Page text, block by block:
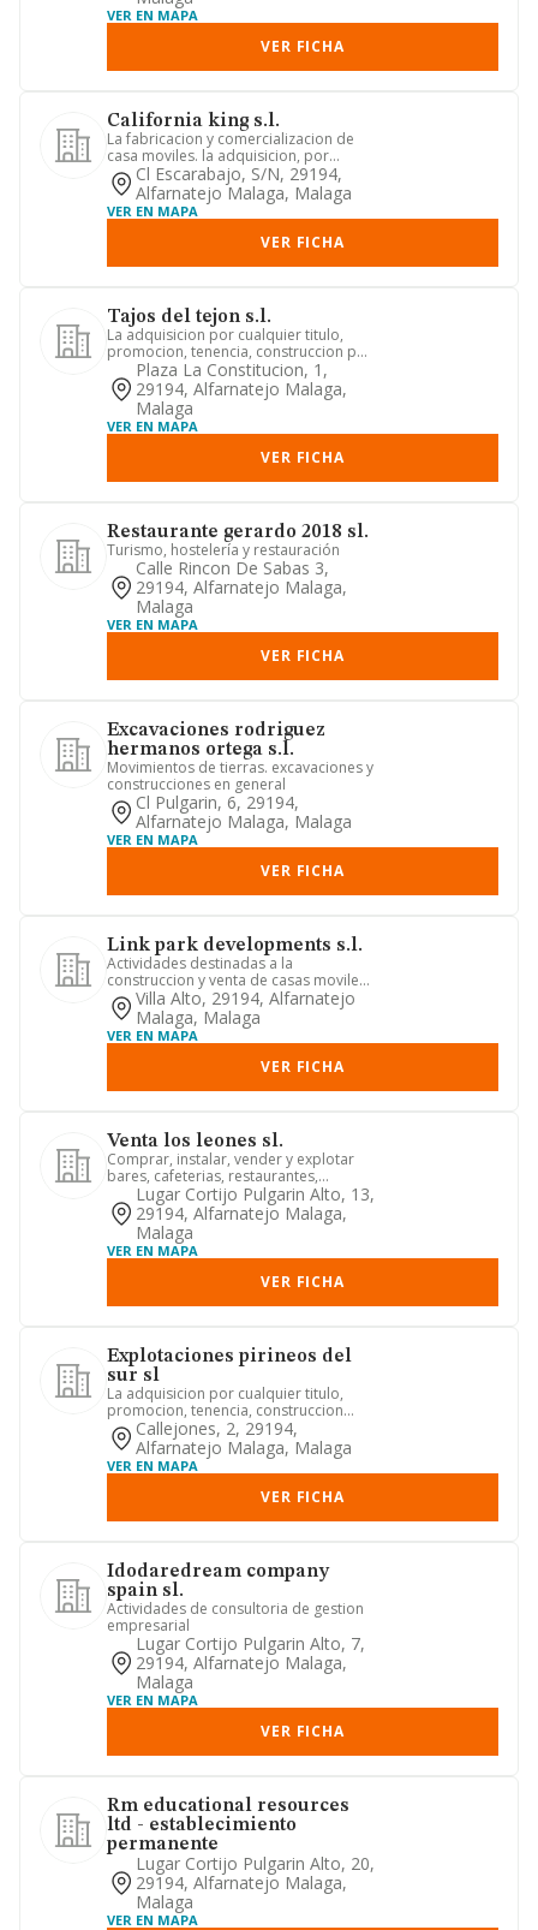
VER EN MAPA
VER FICHA
California king s.l.
La fabricacion y comercializacion de
casa moviles. la adquisicion, por
cualquier titulo, promocion,...
Cl Escarabajo, S/n, 29194,
Alfarnatejo Malaga, Malaga
VER EN MAPA
VER FICHA
Tajos del tejon s.l.
La adquisicion por cualquier titulo,
promocion, tenencia, construccion por
cuenta propia o ajena, a...
Plaza La Constitucion, 1,
29194, Alfarnatejo Malaga,
Malaga
VER EN MAPA
VER FICHA
Restaurante gerardo 2018 sl.
Turismo, hostelería y restauración
Calle Rincon De Sabas 3,
29194, Alfarnatejo Malaga,
Malaga
VER EN MAPA
VER FICHA
Excavaciones rodriguez
hermanos ortega s.l.
Movimientos de tierras. excavaciones y
construcciones en general
Cl Pulgarin, 6, 29194,
Alfarnatejo Malaga, Malaga
VER EN MAPA
VER FICHA
Link park developments s.l.
Actividades destinadas a la
construccion y venta de casas moviles,
carpinteria, fontaneria, manteni...
Villa Alto, 29194, Alfarnatejo
Malaga, Malaga
VER EN MAPA
VER FICHA
Venta los leones sl.
Comprar, instalar, vender y explotar
bares, cafeterias, restaurantes,
supermercados, carniceria, ca...
Lugar Cortijo Pulgarin Alto, 13,
29194, Alfarnatejo Malaga,
Malaga
VER EN MAPA
VER FICHA
Explotaciones pirineos del
sur sl
La adquisicion por cualquier titulo,
promocion, tenencia, construccion
porcuenta propia o ajena, la...
Callejones, 2, 29194,
Alfarnatejo Malaga, Malaga
VER EN MAPA
VER FICHA
Idodaredream company
spain sl.
Actividades de consultoria de gestion
empresarial
Lugar Cortijo Pulgarin Alto, 7,
29194, Alfarnatejo Malaga,
Malaga
VER EN MAPA
VER FICHA
Rm educational resources
ltd - establecimiento
permanente
Lugar Cortijo Pulgarin Alto, 20,
29194, Alfarnatejo Malaga,
Malaga
VER EN MAPA